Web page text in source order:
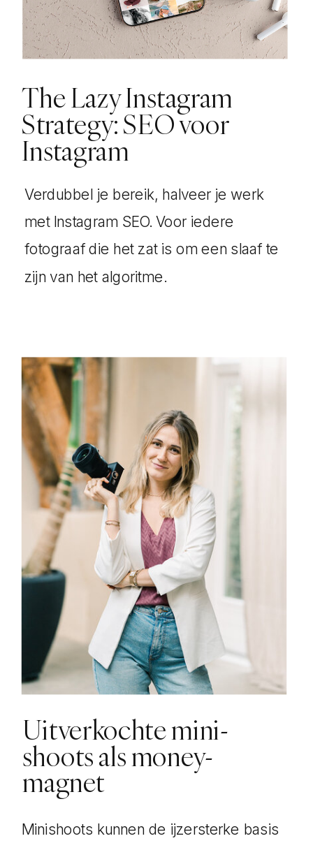
The Lazy Instagram
Strategy: SEO voor
Instagram
Verdubbel je bereik, halveer je werk
met Instagram SEO. Voor iedere
fotograaf die het zat is om een slaaf te
zijn van het algoritme.
Minishoots kunnen de ijzersterke basis
Uitverkochte mini-
shoots als money-
magnet